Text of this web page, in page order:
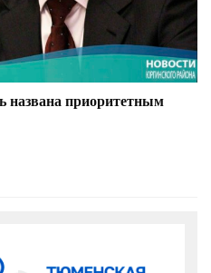
названа приоритетным